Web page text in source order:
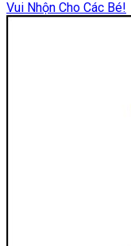
Vui Nhộn Cho Các Bé!